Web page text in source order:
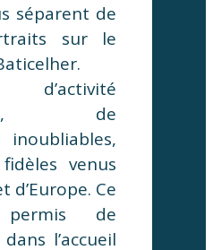
séparent de
sur le
de
inoubliables,
venus
d’Europe. Ce
de
l’accueil